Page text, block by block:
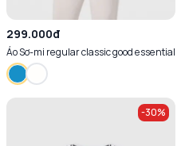
299.000đ
Áo Sơ-mi regular classic good essential
-30%